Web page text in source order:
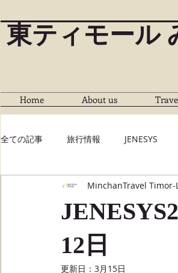
東ティモール
Home About us
全ての記事 旅行情報 JENESYS
12日
MinchanTravel Timor-
更新日： 3月15日